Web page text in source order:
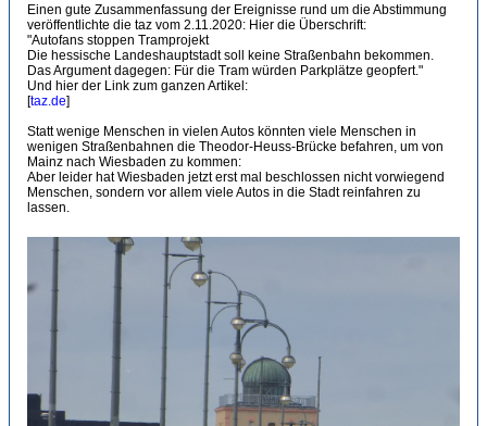
Einen gute Zusammenfassung der Ereignisse rund um die Abstimmung
veröffentlichte die taz vom 2.11.2020: Hier die Überschrift:
"Autofans stoppen Tramprojekt
Die hessische Landeshauptstadt soll keine Straßenbahn bekommen.
Das Argument dagegen: Für die Tram würden Parkplätze geopfert."
Und hier der Link zum ganzen Artikel:
[taz.de]
Statt wenige Menschen in vielen Autos könnten viele Menschen in
wenigen Straßenbahnen die Theodor-Heuss-Brücke befahren, um von
Mainz nach Wiesbaden zu kommen:
Aber leider hat Wiesbaden jetzt erst mal beschlossen nicht vorwiegend
Menschen, sondern vor allem viele Autos in die Stadt reinfahren zu
lassen.